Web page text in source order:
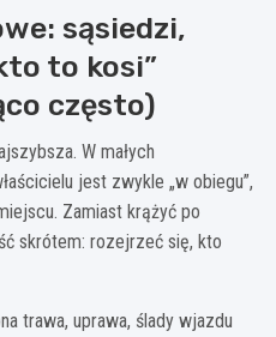
sąsiedzi,
to kosi”
często)
W małych
jest zwykle „w obiegu”,
Zamiast krążyć po
skrótem: rozejrzeć się, kto
trawa, uprawa, ślady wjazdu